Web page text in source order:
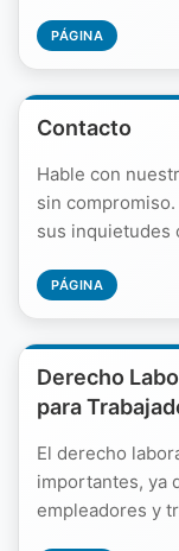
PÁGINA
Contacto
Hable con
sin
sus inquietudes
PÁGINA
Derecho
para
El derecho
importantes, ya
empleadores y